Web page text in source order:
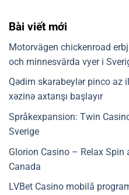
Bài viết mới
Motorvägen chickenroad
och minnesvärda vyer i
Qədim skarabeylər pinco az
xəzinə axtarışı başlayır
Språkexpansion: Twin
Sverige
Glorion Casino – Relax Spin
Canada
LVBet Casino mobilā